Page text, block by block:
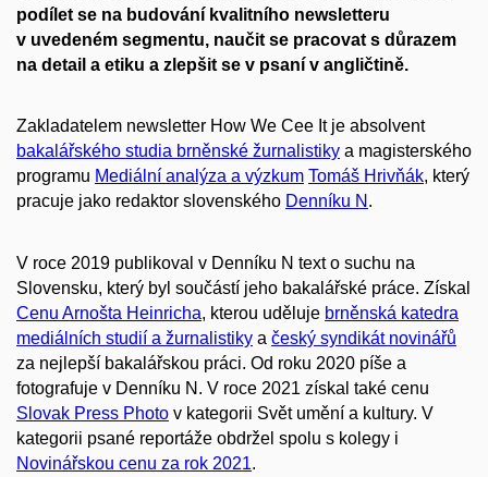
podílet se na budování kvalitního newsletteru
v uvedeném segmentu, naučit se pracovat s důrazem
na detail a etiku a zlepšit se v psaní v angličtině.
Zakladatelem newsletter How We Cee It je absolvent
bakalářského studia brněnské žurnalistiky a magisterského
programu Mediální analýza a výzkum Tomáš Hrivňák, který
pracuje jako redaktor slovenského Denníku N .
V roce 2019 publikoval v Denníku N text o suchu na
Slovensku, který byl součástí jeho bakalářské práce. Získal
Cenu Arnošta Heinricha, kterou uděluje brněnská katedra
mediálních studií a žurnalistiky a český syndikát novinářů
za nejlepší bakalářskou práci. Od roku 2020 píše a
fotografuje v Denníku N. V roce 2021 získal také cenu
Slovak Press Photo v kategorii Svět umění a kultury. V
kategorii psané reportáže obdržel spolu s kolegy i
Novinářskou cenu za rok 2021.